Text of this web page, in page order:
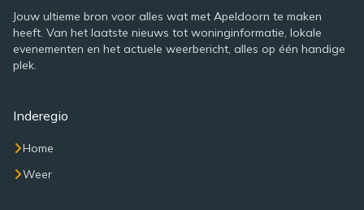
Jouw ultieme bron voor alles wat met Apeldoorn te maken
heeft. Van het laatste nieuws tot woninginformatie, lokale
evenementen en het actuele weerbericht, alles op één handige
plek.
Inderegio
Home
Weer